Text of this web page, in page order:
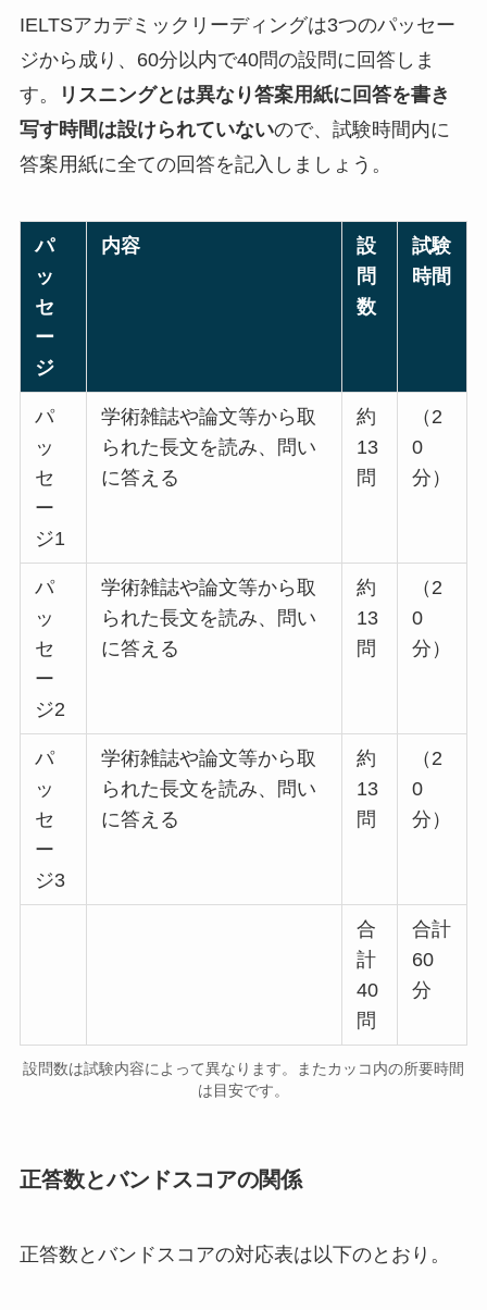
IELTSアカデミックリーディングは3つのパッセー
ジから成り、60分以内で40問の設問に回答しま
す。
リスニングとは異なり答案用紙に回答を書き
写す時間は設けられていないので、試験時間内に
答案用紙に全ての回答を記入しましょう。
パ
ッ
セ
ー
ジ
内容
設
問
数
試験
時間
パ
ッ
セ
ー
ジ1
学術雑誌や論文等から取
られた長文を読み、問い
に答える
約
13
問
（2
0
分）
パ
ッ
セ
ー
ジ2
学術雑誌や論文等から取
られた長文を読み、問い
に答える
約
13
問
（2
0
分）
パ
ッ
セ
ー
ジ3
学術雑誌や論文等から取
られた長文を読み、問い
に答える
約
13
問
（2
0
分）
合
計
40
問
合計
60
分
設問数は試験内容によって異なります。またカッコ内の所要時間
は目安です。
正答数とバンドスコアの関係
正答数とバンドスコアの対応表は以下のとおり。